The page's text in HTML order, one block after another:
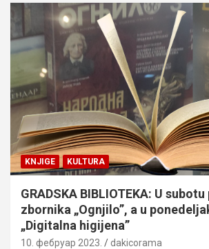
KNJIGE KULTURA
GRADSKA BIBLIOTEKA: U
zbornika „Ognjilo”, a u
„Digitalna higijena”
10. фебруар 2023. dakicorama